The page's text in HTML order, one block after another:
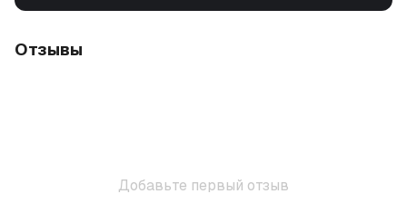
Отзывы
Добавьте первый отзыв